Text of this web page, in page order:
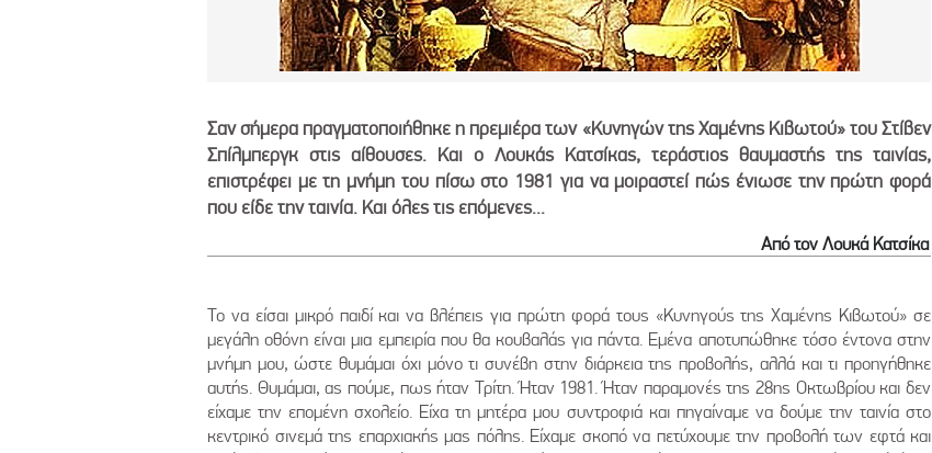
Σαν σήμερα πραγματοποιήθηκε η πρεμιέρα των «Κυνηγών της Χαμένης Κιβωτού» του Στίβεν
Σπίλμπεργκ στις αίθουσες. Και ο Λουκάς Κατσίκας, τεράστιος θαυμαστής της ταινίας,
επιστρέφει με τη μνήμη του πίσω στο 1981 για να μοιραστεί πώς ένιωσε την πρώτη φορά
που είδε την ταινία. Και όλες τις επόμενες...
Από τον Λουκά Κατσίκα
Το να είσαι μικρό παιδί και να βλέπεις για πρώτη φορά τους «Κυνηγούς της Χαμένης Κιβωτού» σε
μεγάλη οθόνη είναι μια εμπειρία που θα κουβαλάς για πάντα. Εμένα αποτυπώθηκε τόσο έντονα στην
μνήμη μου, ώστε θυμάμαι όχι μόνο τι συνέβη στην διάρκεια της προβολής, αλλά και τι προηγήθηκε
αυτής. Θυμάμαι, ας πούμε, πως ήταν Τρίτη. Ήταν 1981. Ήταν παραμονές της 28ης Οκτωβρίου και δεν
είχαμε την επομένη σχολείο. Είχα τη μητέρα μου συντροφιά και πηγαίναμε να δούμε την ταινία στο
κεντρικό σινεμά της επαρχιακής μας πόλης. Είχαμε σκοπό να πετύχουμε την προβολή των εφτά και